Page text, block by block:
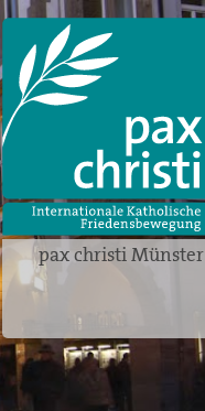
pax christi Münster